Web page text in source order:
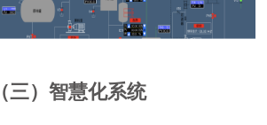
（三）智慧化系统